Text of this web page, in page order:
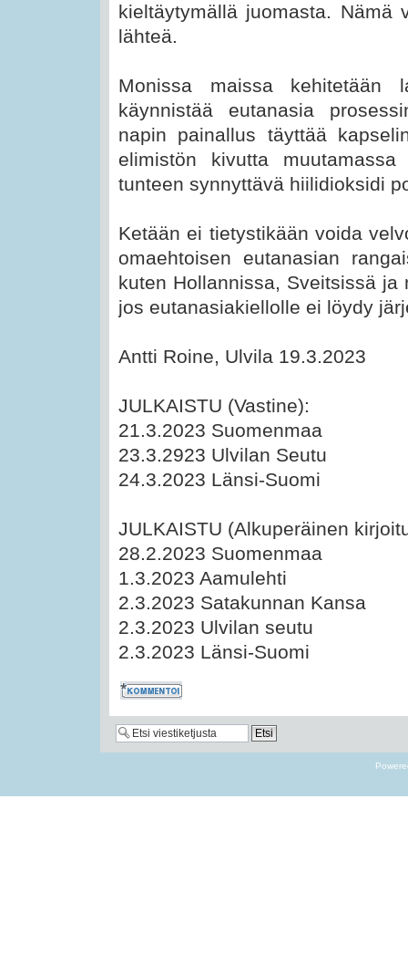
kieltäytymällä juomasta. Nämä
lähteä.
Monissa maissa
käynnistää eutanasia
napin painallus täyttää
elimistön kivutta
tunteen synnyttävä hiilidioksidi
Ketään ei tietystikään voida
omaehtoisen eutanasian
kuten Hollannissa, Sveitsissä
jos eutanasiakiellolle ei löydy
Antti Roine, Ulvila 19.3.2023
JULKAISTU (Vastine):
21.3.2023 Suomenmaa
23.3.2923 Ulvilan Seutu
24.3.2023 Länsi-Suomi
JULKAISTU (Alkuperäinen
28.2.2023 Suomenmaa
1.3.2023 Aamulehti
2.3.2023 Satakunnan Kansa
2.3.2023 Ulvilan seutu
2.3.2023 Länsi-Suomi
Kommentoi